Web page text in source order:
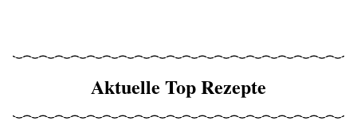
Aktuelle Top Rezepte